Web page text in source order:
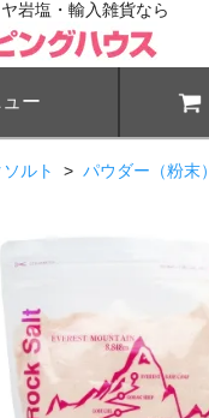
岩塩・輸入雑貨なら
ュー
ルト > パウダー（粉末）